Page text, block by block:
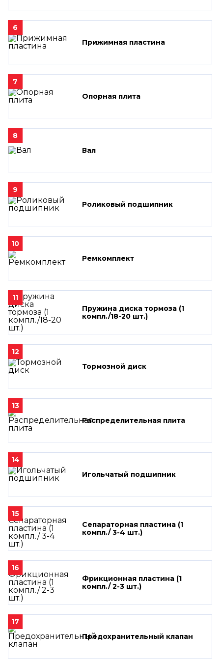
6
Прижимная пластина
7
Опорная плита
8
Вал
9
Роликовый подшипник
10
Ремкомплект
11
Пружина диска тормоза (1
компл./18-20 шт.)
12
Тормозной диск
13
Распределительная плита
14
Игольчатый подшипник
15
Сепараторная пластина (1
компл./ 3-4 шт.)
16
Фрикционная пластина (1
компл./ 2-3 шт.)
17
Предохранительный клапан